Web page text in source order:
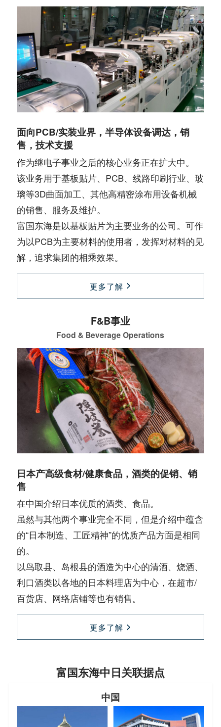
面向PCB/实装业界，半导体设备调达，销
售，技术支援
作为继电子事业之后的核心业务正在扩大中。
该业务用于基板贴片、PCB、线路印刷行业、玻
璃等3D曲面加工、其他高精密涂布用设备机械
的销售、服务及维护。
富国东海是以基板贴片为主要业务的公司。可作
为以PCB为主要材料的使用者，发挥对材料的见
解，追求集团的相乘效果。
更多了解
F&B事业
Food & Beverage Operations
日本产高级食材/健康食品，酒类的促销、销
售
在中国介绍日本优质的酒类、食品。
虽然与其他两个事业完全不同，但是介绍中蕴含
的“日本制造、工匠精神”的优质产品方面是相同
的。
以鸟取县、岛根县的酒造为中心的清酒、烧酒、
利口酒类以各地的日本料理店为中心，在超市/
百货店、网络店铺等也有销售。
更多了解
富国东海中日关联据点
中国